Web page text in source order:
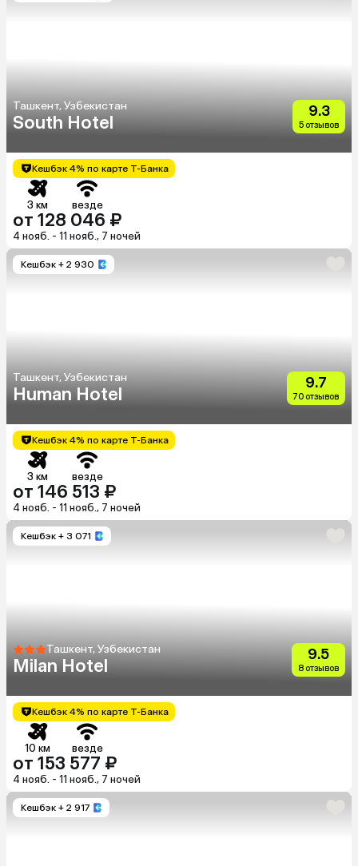
Ташкент, Узбекистан
South Hotel
9.3
5 отзывов
Кешбэк 4% по карте Т-Банка
3 км везде
от 128 046 ₽
4 нояб. - 11 нояб., 7 ночей
Кешбэк + 2 930
Ташкент, Узбекистан
Human Hotel
9.7
70 отзывов
Кешбэк 4% по карте Т-Банка
3 км везде
от 146 513 ₽
4 нояб. - 11 нояб., 7 ночей
Кешбэк + 3 071
Ташкент, Узбекистан
Milan Hotel
9.5
8 отзывов
Кешбэк 4% по карте Т-Банка
10 км везде
от 153 577 ₽
4 нояб. - 11 нояб., 7 ночей
Кешбэк + 2 917